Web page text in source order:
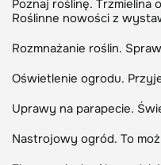
Agnieszka Pietrzak
Poznaj roślinę. Trzmielina
Roślinne nowości z
Rozmnażanie roślin.
Oświetlenie ogrodu.
Uprawy na parapecie.
Nastrojowy ogród. To